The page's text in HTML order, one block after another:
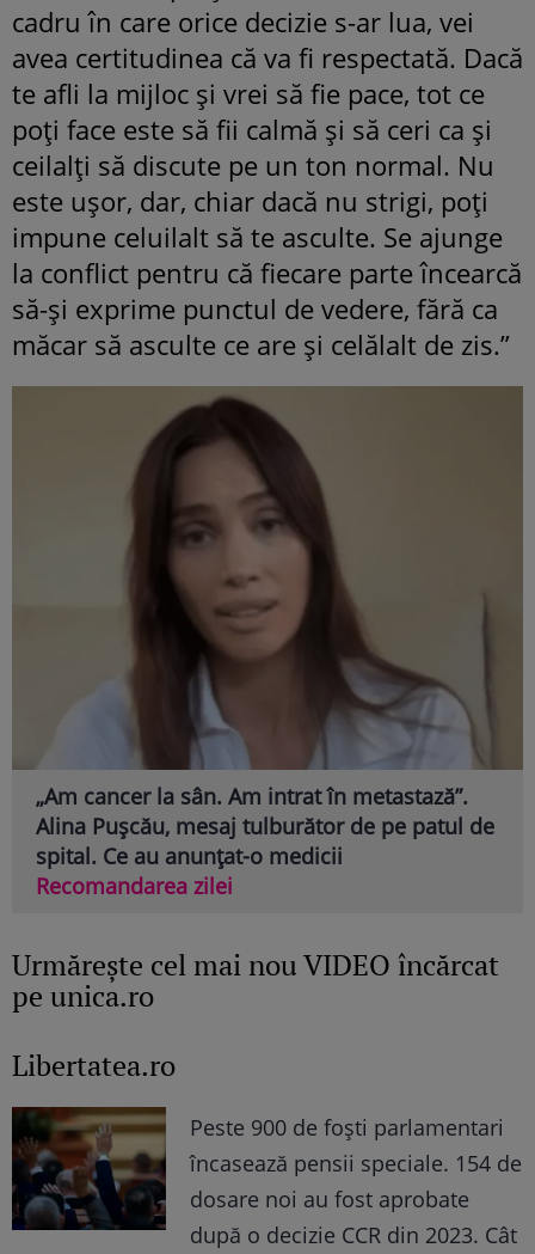
cadru în care orice decizie s-ar lua, vei
avea certitudinea că va fi respectată. Dacă
te afli la mijloc și vrei să fie pace, tot ce
poți face este să fii calmă și să ceri ca și
ceilalți să discute pe un ton normal. Nu
este ușor, dar, chiar dacă nu strigi, poți
impune celuilalt să te asculte. Se ajunge
la conflict pentru că fiecare parte încearcă
să-și exprime punctul de vedere, fără ca
măcar să asculte ce are și celălalt de zis.”
„Am cancer la sân. Am intrat în metastază”.
Alina Pușcău, mesaj tulburător de pe patul de
spital. Ce au anunțat-o medicii
Recomandarea zilei
Urmăreşte cel mai nou VIDEO încărcat
pe unica.ro
Libertatea.ro
Peste 900 de foști parlamentari
încasează pensii speciale. 154 de
dosare noi au fost aprobate
după o decizie CCR din 2023. Cât